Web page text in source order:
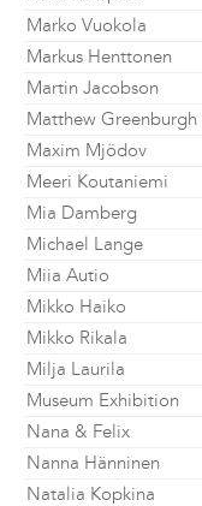
Marko Vuokola
Markus Henttonen
Martin Jacobson
Matthew Greenburgh
Maxim Mjödov
Meeri Koutaniemi
Mia Damberg
Michael Lange
Miia Autio
Mikko Haiko
Mikko Rikala
Milja Laurila
Museum Exhibition
Nana & Felix
Nanna Hänninen
Natalia Kopkina